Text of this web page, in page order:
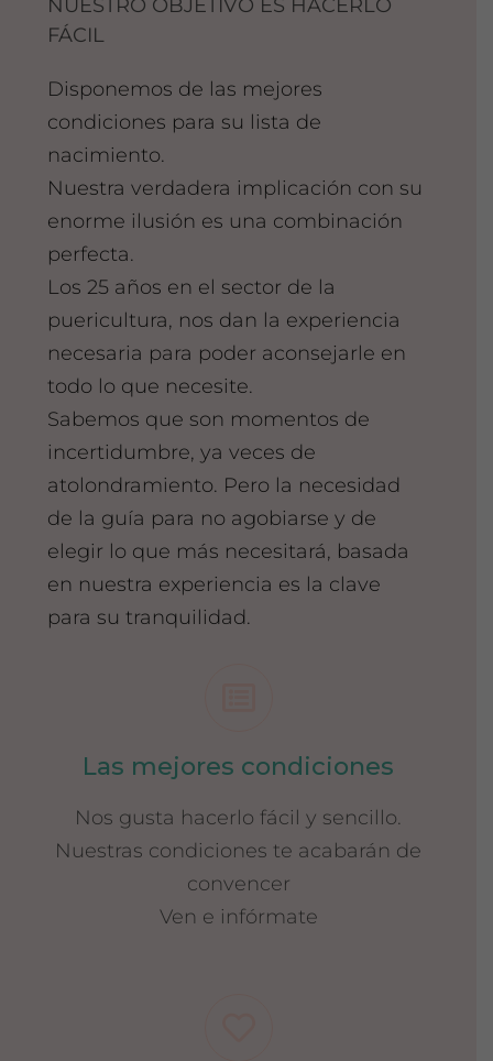
NUESTRO OBJETIVO ES HACERLO
FÁCIL
Disponemos de las mejores
condiciones para su lista de
nacimiento.
Nuestra verdadera implicación con su
enorme ilusión es una combinación
perfecta.
Los 25 años en el sector de la
puericultura, nos dan la experiencia
necesaria para poder aconsejarle en
todo lo que necesite.
Sabemos que son momentos de
incertidumbre, ya veces de
atolondramiento. Pero la necesidad
de la guía para no agobiarse y de
elegir lo que más necesitará, basada
en nuestra experiencia es la clave
para su tranquilidad.
Las mejores condiciones
Nos gusta hacerlo fácil y sencillo.
Nuestras condiciones te acabarán de
convencer
Ven e infórmate